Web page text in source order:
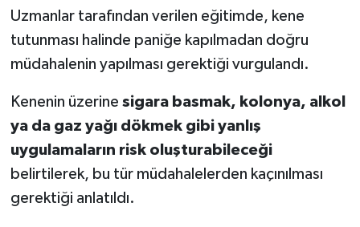
Uzmanlar tarafından verilen eğitimde, kene
tutunması halinde paniğe kapılmadan doğru
müdahalenin yapılması gerektiği vurgulandı.
Kenenin üzerine sigara basmak, kolonya, alkol
ya da gaz yağı dökmek gibi yanlış
uygulamaların risk oluşturabileceği
belirtilerek, bu tür müdahalelerden kaçınılması
gerektiği anlatıldı.